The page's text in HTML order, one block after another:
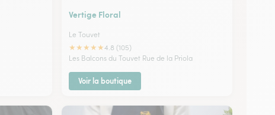
Vertige Floral
Le Touvet
★★★★★4.8 (105)
Les Balcons du Touvet Rue de la Priola
Voir la boutique